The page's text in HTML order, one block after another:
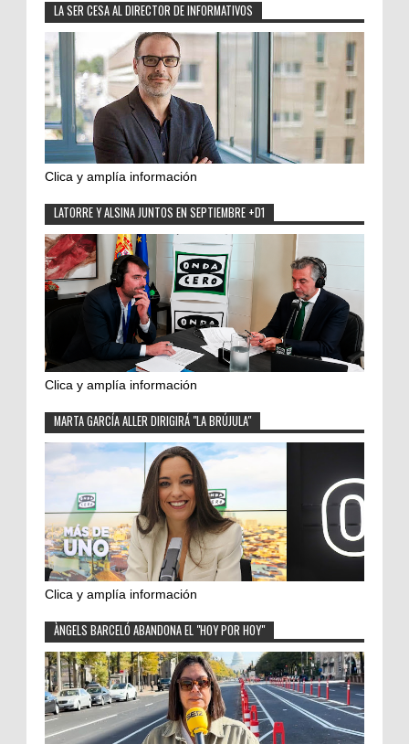
LA SER CESA AL DIRECTOR DE INFORMATIVOS
Clica y amplía información
LATORRE Y ALSINA JUNTOS EN SEPTIEMBRE +D1
Clica y amplía información
MARTA GARCÍA ALLER DIRIGIRÁ "LA BRÚJULA"
Clica y amplía información
ÀNGELS BARCELÓ ABANDONA EL "HOY POR HOY"